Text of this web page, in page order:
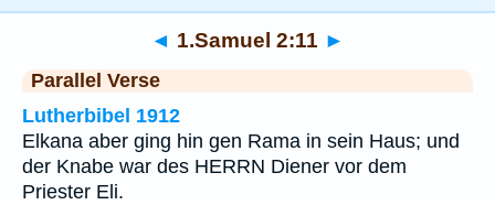
◄ 1.Samuel 2:11 ►
Parallel Verse
Lutherbibel 1912
Elkana aber ging hin gen Rama in sein Haus; und
der Knabe war des HERRN Diener vor dem
Priester Eli.